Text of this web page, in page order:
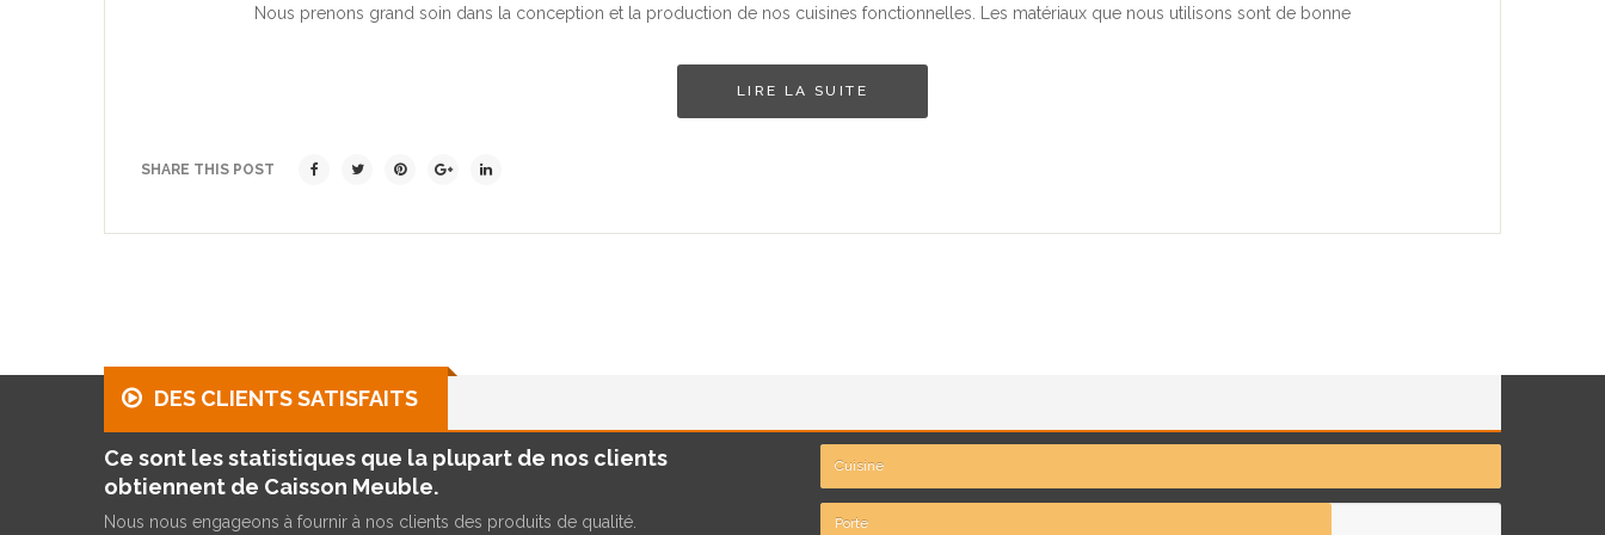
Nous prenons grand soin dans la conception et la production de nos cuisines fonctionnelles. Les matériaux que nous utilisons sont de bonne
LIRE LA SUITE
SHARE THIS POST
DES CLIENTS SATISFAITS
Ce sont les statistiques que la plupart de nos clients
obtiennent de Caisson Meuble.
Nous nous engageons à fournir à nos clients des produits de qualité.
Cuisine
Porte